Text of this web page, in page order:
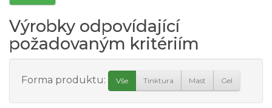
Výrobky odpovídající
požadovaným kritériím
Forma produktu: Vše Tinktura Mast Gel